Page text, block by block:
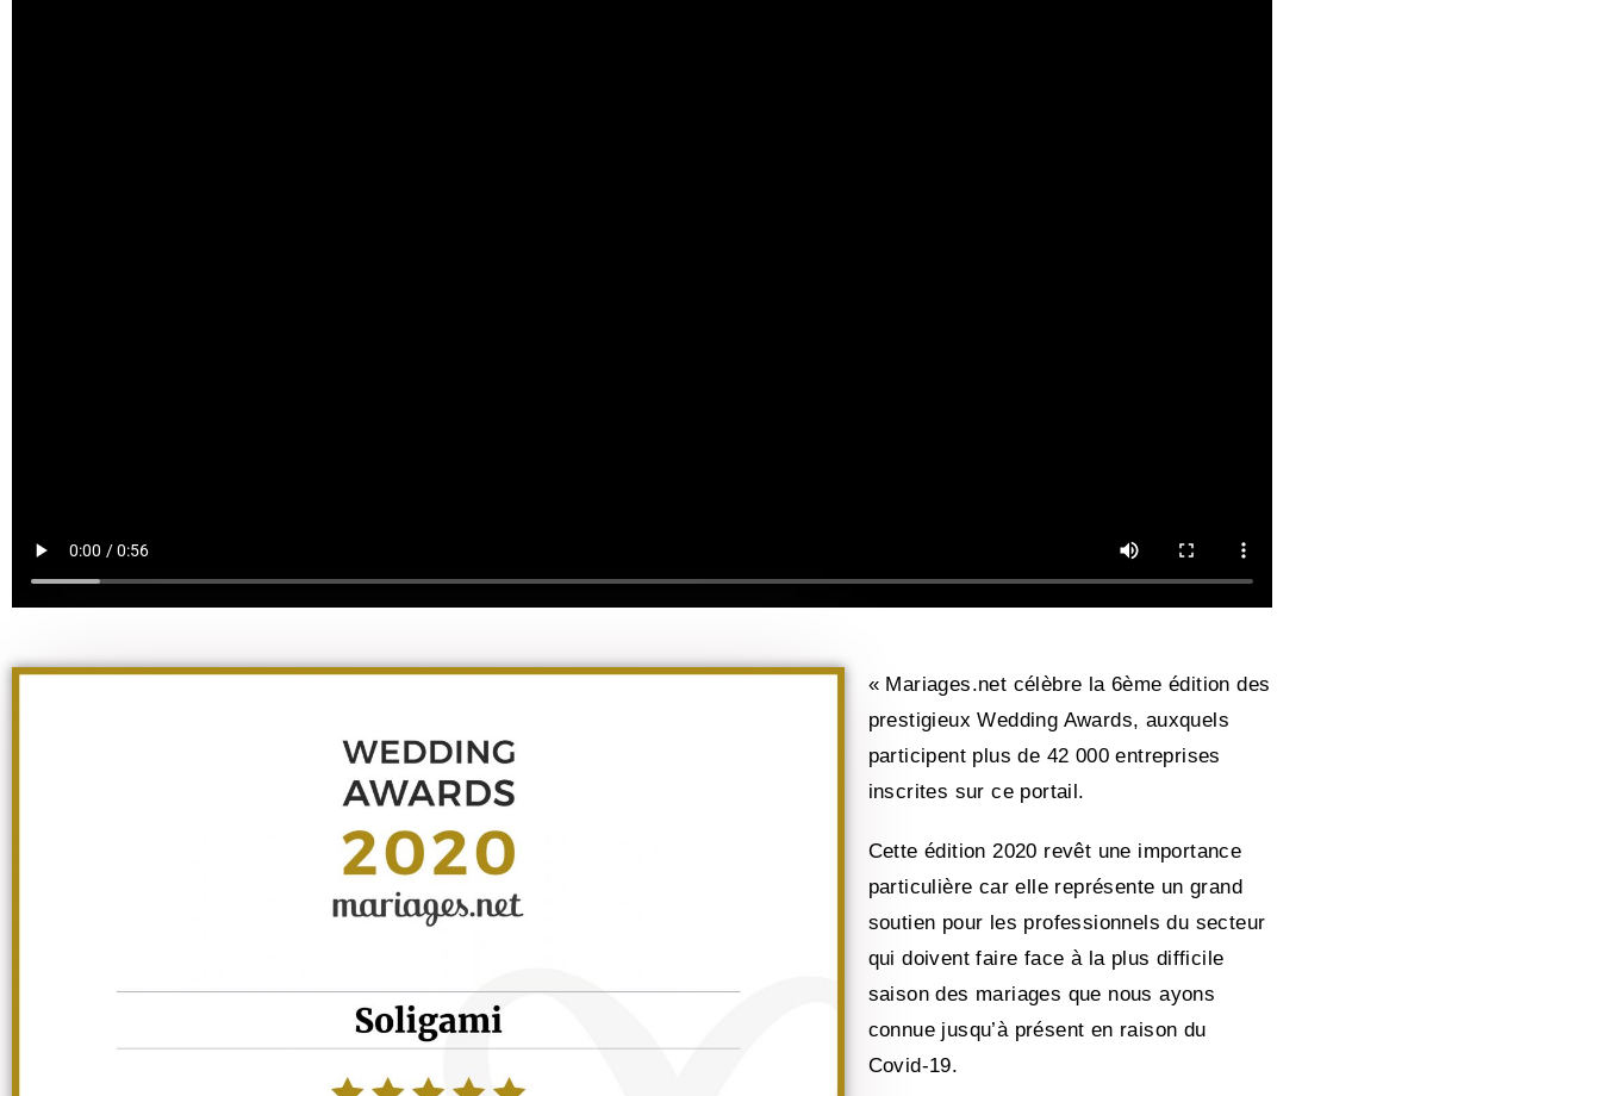
« Mariages.net célèbre la 6ème édition des
prestigieux Wedding Awards, auxquels
participent plus de 42 000 entreprises
inscrites sur ce portail.
Cette édition 2020 revêt une importance
particulière car elle représente un grand
soutien pour les professionnels du secteur
qui doivent faire face à la plus difficile
saison des mariages que nous ayons
connue jusqu’à présent en raison du
Covid-19.